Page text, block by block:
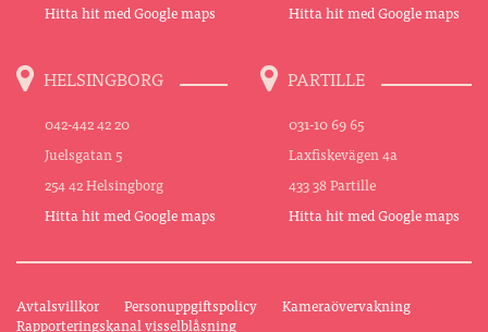
Hitta hit med Google maps
Hitta hit med Google maps
HELSINGBORG
042-442 42 20
Juelsgatan 5
254 42 Helsingborg
Hitta hit med Google maps
PARTILLE
031-10 69 65
Laxfiskevägen 4a
433 38 Partille
Hitta hit med Google maps
Avtalsvillkor Personuppgiftspolicy
Kameraövervakning
Rapporteringskanal visselblåsning